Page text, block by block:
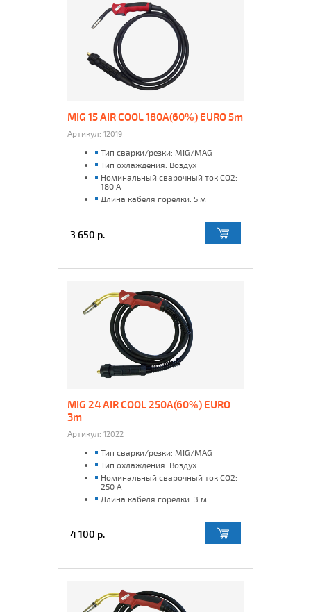
MIG 15 AIR COOL 180A(60%) EURO 5m
Артикул: 12019
Тип сварки/резки: MIG/MAG
Тип охлаждения: Воздух
Номинальный сварочный ток CO2:
180 А
Длина кабеля горелки: 5 м
3 650 р.
MIG 24 AIR COOL 250A(60%) EURO
3m
Артикул: 12022
Тип сварки/резки: MIG/MAG
Тип охлаждения: Воздух
Номинальный сварочный ток CO2:
250 А
Длина кабеля горелки: 3 м
4 100 р.